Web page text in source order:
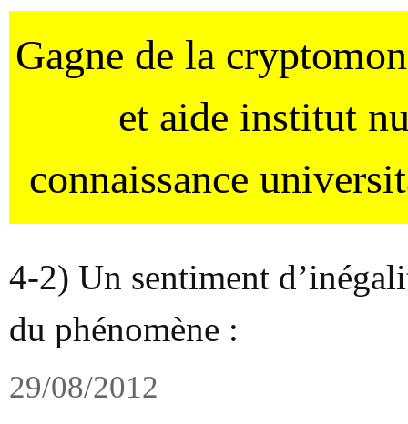
Gagne de la
et aide institut
connaissance
4-2) Un sentiment
du phénomène :
29/08/2012